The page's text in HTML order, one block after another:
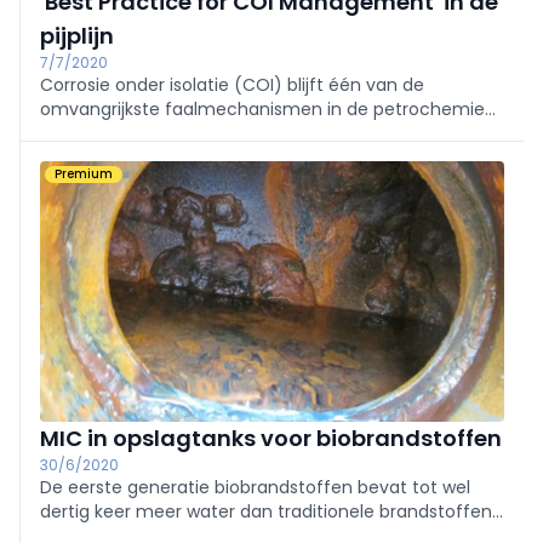
pijplijn
7/7/2020
Corrosie onder isolatie (COI) blijft één van de
omvangrijkste faalmechanismen in de petrochemie
systeemstoringen, hoge onderhoudskosten en
ongeplande stilstanden van assets. WCM (World Class
Maintenance) plant tegen 2019 de uitgave van een
Best Practice voor COI beheer.
Premium
MIC in opslagtanks voor biobrandstoffen
30/6/2020
De eerste generatie biobrandstoffen bevat tot wel
dertig keer meer water dan traditionele brandstoffen.